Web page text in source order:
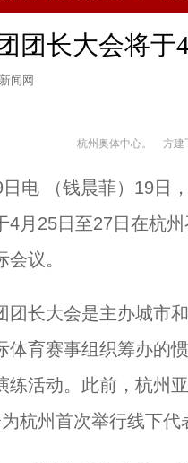
团长大会将于
闻网
杭州奥体中心。 方
（钱晨菲）19日，
4月25日至27日在杭
议。
长大会是主办城市和
体育赛事组织筹办的
练活动。此前，杭州
杭州首次举行线下代